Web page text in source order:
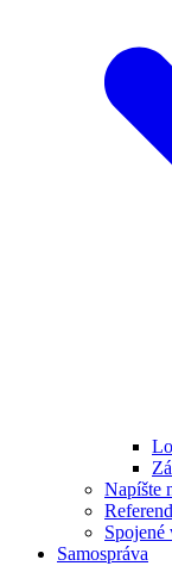
Napíšte
Samospráva